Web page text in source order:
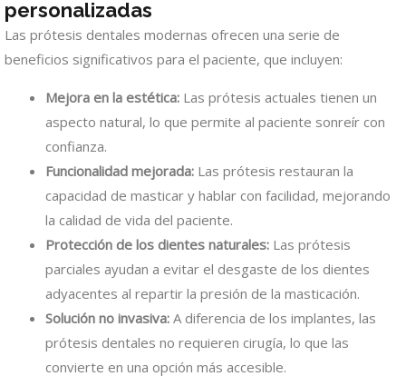
personalizadas
Las prótesis dentales modernas ofrecen una serie de
beneficios significativos para el paciente, que incluyen:
Mejora en la estética: Las prótesis actuales tienen un
aspecto natural, lo que permite al paciente sonreír con
confianza.
Funcionalidad mejorada: Las prótesis restauran la
capacidad de masticar y hablar con facilidad, mejorando
la calidad de vida del paciente.
Protección de los dientes naturales: Las prótesis
parciales ayudan a evitar el desgaste de los dientes
adyacentes al repartir la presión de la masticación.
Solución no invasiva: A diferencia de los implantes, las
prótesis dentales no requieren cirugía, lo que las
convierte en una opción más accesible.